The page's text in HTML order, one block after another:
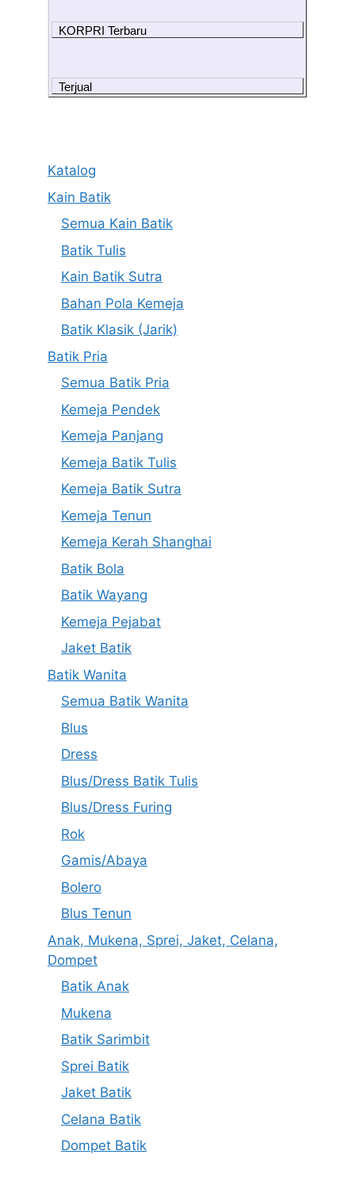
KORPRI Terbaru
Terjual
Katalog
Kain Batik
Semua Kain Batik
Batik Tulis
Kain Batik Sutra
Bahan Pola Kemeja
Batik Klasik (Jarik)
Batik Pria
Semua Batik Pria
Kemeja Pendek
Kemeja Panjang
Kemeja Batik Tulis
Kemeja Batik Sutra
Kemeja Tenun
Kemeja Kerah Shanghai
Batik Bola
Batik Wayang
Kemeja Pejabat
Jaket Batik
Batik Wanita
Semua Batik Wanita
Blus
Dress
Blus/Dress Batik Tulis
Blus/Dress Furing
Rok
Gamis/Abaya
Bolero
Blus Tenun
Anak, Mukena, Sprei, Jaket, Celana,
Dompet
Batik Anak
Mukena
Batik Sarimbit
Sprei Batik
Jaket Batik
Celana Batik
Dompet Batik